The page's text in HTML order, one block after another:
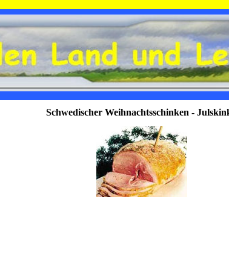
Schwedischer Weihnachtsschinken -